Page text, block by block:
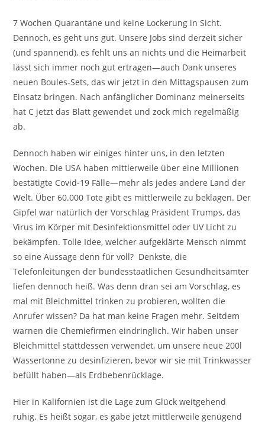
7 Wochen Quarantäne und keine Lockerung in Sicht.
Dennoch, es geht uns gut. Unsere Jobs sind derzeit sicher
(und spannend), es fehlt uns an nichts und die Heimarbeit
lässt sich immer noch gut ertragen—auch Dank unseres
neuen Boules-Sets, das wir jetzt in den Mittagspausen zum
Einsatz bringen. Nach anfänglicher Dominanz meinerseits
hat C jetzt das Blatt gewendet und zock mich regelmäßig
ab.
Dennoch haben wir einiges hinter uns, in den letzten
Wochen. Die USA haben mittlerweile über eine Millionen
bestätigte Covid-19 Fälle—mehr als jedes andere Land der
Welt. Über 60.000 Tote gibt es mittlerweile zu beklagen. Der
Gipfel war natürlich der Vorschlag Präsident Trumps, das
Virus im Körper mit Desinfektionsmittel oder UV Licht zu
bekämpfen. Tolle Idee, welcher aufgeklärte Mensch nimmt
so eine Aussage denn für voll? Denkste, die
Telefonleitungen der bundesstaatlichen Gesundheitsämter
liefen dennoch heiß. Was denn dran sei am Vorschlag, es
mal mit Bleichmittel trinken zu probieren, wollten die
Anrufer wissen? Da hat man keine Fragen mehr. Seitdem
warnen die Chemiefirmen eindringlich. Wir haben unser
Bleichmittel stattdessen verwendet, um unsere neue 200l
Wassertonne zu desinfizieren, bevor wir sie mit Trinkwasser
befüllt haben—als Erdbebenrücklage.
Hier in Kalifornien ist die Lage zum Glück weitgehend
ruhig. Es heißt sogar, es gäbe jetzt mittlerweile genügend